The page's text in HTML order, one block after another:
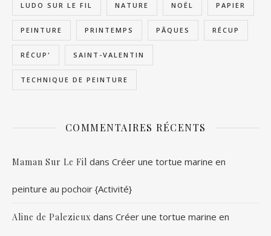
LUDO SUR LE FIL NATURE NOËL PAPIER
PEINTURE PRINTEMPS PÂQUES RÉCUP
RÉCUP' SAINT-VALENTIN
TECHNIQUE DE PEINTURE
COMMENTAIRES RÉCENTS
Maman Sur Le Fil dans Créer une tortue marine en
peinture au pochoir {Activité}
Aline de Palezieux dans Créer une tortue marine en